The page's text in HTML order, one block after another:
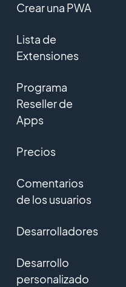
Crear una PWA
Lista de
Extensiones
Programa
Reseller de
Apps
Precios
Comentarios
de los usuarios
Desarrolladores
Desarrollo
personalizado